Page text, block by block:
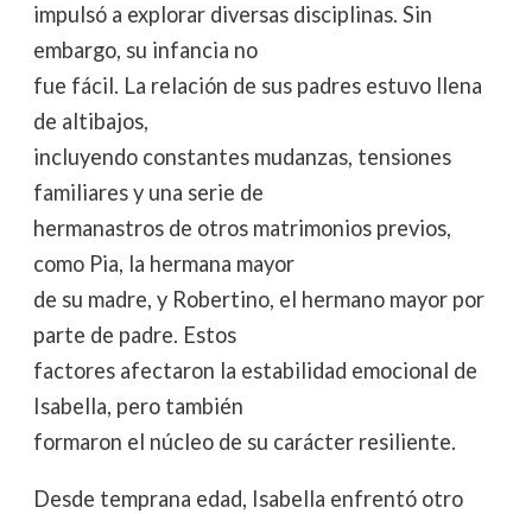
impulsó a explorar diversas disciplinas. Sin
embargo, su infancia no
fue fácil. La relación de sus padres estuvo llena
de altibajos,
incluyendo constantes mudanzas, tensiones
familiares y una serie de
hermanastros de otros matrimonios previos,
como Pia, la hermana mayor
de su madre, y Robertino, el hermano mayor por
parte de padre. Estos
factores afectaron la estabilidad emocional de
Isabella, pero también
formaron el núcleo de su carácter resiliente.
Desde temprana edad, Isabella enfrentó otro